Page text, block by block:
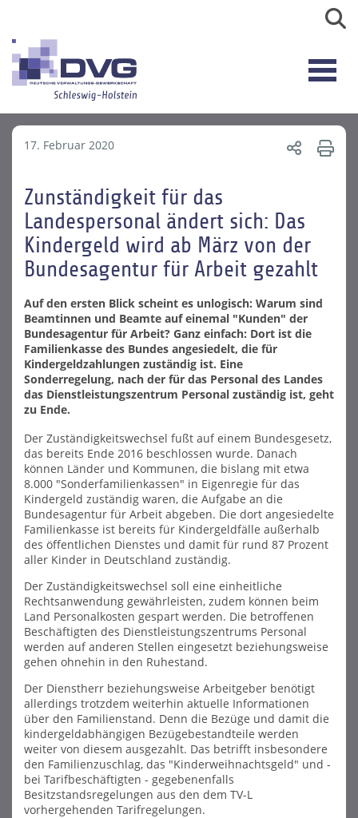
17. Februar 2020
Zunständigkeit für das
Landespersonal ändert sich: Das
Kindergeld wird ab März von der
Bundesagentur für Arbeit gezahlt
Auf den ersten Blick scheint es unlogisch: Warum sind
Beamtinnen und Beamte auf einemal "Kunden" der
Bundesagentur für Arbeit? Ganz einfach: Dort ist die
Familienkasse des Bundes angesiedelt, die für
Kindergeldzahlungen zuständig ist. Eine
Sonderregelung, nach der für das Personal des Landes
das Dienstleistungszentrum Personal zuständig ist, geht
zu Ende.
Der Zuständigkeitswechsel fußt auf einem Bundesgesetz,
das bereits Ende 2016 beschlossen wurde. Danach
können Länder und Kommunen, die bislang mit etwa
8.000 "Sonderfamilienkassen" in Eigenregie für das
Kindergeld zuständig waren, die Aufgabe an die
Bundesagentur für Arbeit abgeben. Die dort angesiedelte
Familienkasse ist bereits für Kindergeldfälle außerhalb
des öffentlichen Dienstes und damit für rund 87 Prozent
aller Kinder in Deutschland zuständig.
Der Zuständigkeitswechsel soll eine einheitliche
Rechtsanwendung gewährleisten, zudem können beim
Land Personalkosten gespart werden. Die betroffenen
Beschäftigten des Dienstleistungszentrums Personal
werden auf anderen Stellen eingesetzt beziehungsweise
gehen ohnehin in den Ruhestand.
Der Dienstherr beziehungsweise Arbeitgeber benötigt
allerdings trotzdem weiterhin aktuelle Informationen
über den Familienstand. Denn die Bezüge und damit die
kindergeldabhängigen Bezügebestandteile werden
weiter von diesem ausgezahlt. Das betrifft insbesondere
den Familienzuschlag, das "Kinderweihnachtsgeld" und -
bei Tarifbeschäftigten - gegebenenfalls
Besitzstandsregelungen aus den dem TV-L
vorhergehenden Tarifregelungen.